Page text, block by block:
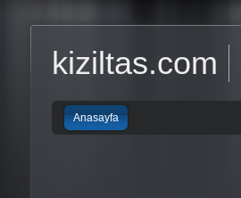
kiziltas.com
Anasayfa